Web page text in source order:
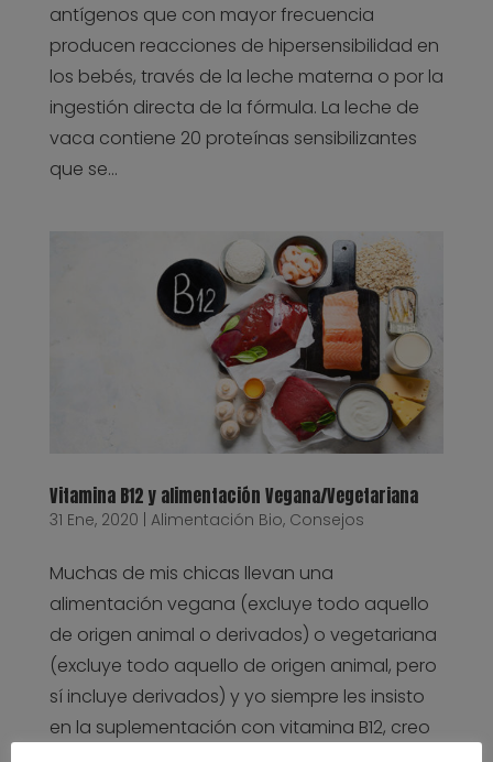
antígenos que con mayor frecuencia
producen reacciones de hipersensibilidad en
los bebés, través de la leche materna o por la
ingestión directa de la fórmula. La leche de
vaca contiene 20 proteínas sensibilizantes
que se...
Vitamina B12 y alimentación Vegana/Vegetariana
31 Ene, 2020 Alimentación Bio, Consejos
Muchas de mis chicas llevan una
alimentación vegana (excluye todo aquello
de origen animal o derivados) o vegetariana
(excluye todo aquello de origen animal, pero
sí incluye derivados) y yo siempre les insisto
en la suplementación con vitamina B12, creo